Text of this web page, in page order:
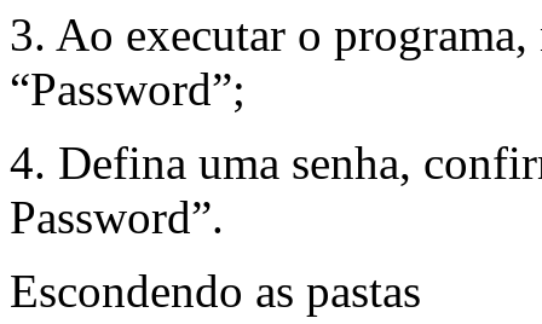
3. Ao executar o
“Password”;
4. Defina uma senha,
Password”.
Escondendo as pastas